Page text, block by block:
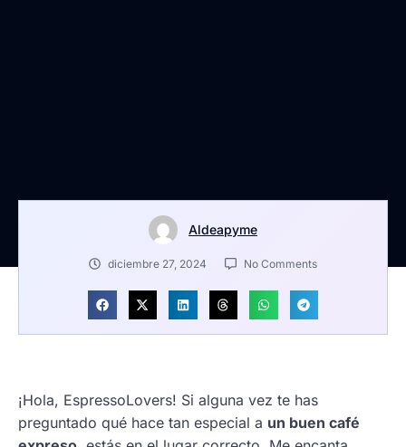
Aldeapyme
diciembre 27, 2024 No Comments
¡Hola, EspressoLovers! Si alguna vez te has
preguntado qué hace tan especial a un buen café